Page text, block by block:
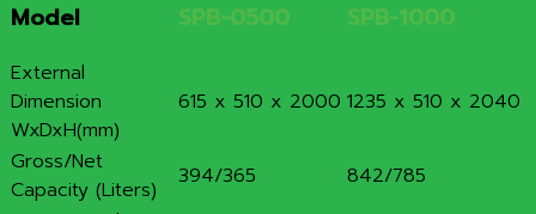
Model SPB-0500 SPB-1000
External
Dimension
WxDxH(mm)
615 x 510 x 2000 1235 x 510 x 2040
Gross/Net
Capacity (Liters)
394/365
842/785